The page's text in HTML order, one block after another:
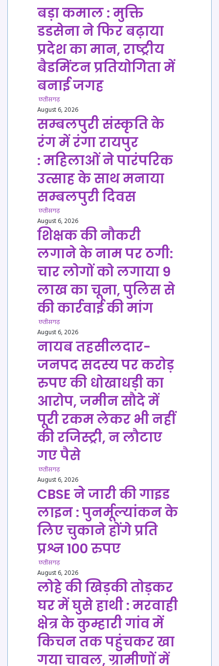
बड़ा कमाल : मुक्ति
डडसेना ने फिर बढ़ाया
प्रदेश का मान, राष्ट्रीय
बैडमिंटन प्रतियोगिता में
बनाई जगह
छतीसगढ़
August 6, 2026
सम्बलपुरी संस्कृति के
रंग में रंगा रायपुर
: महिलाओं ने पारंपरिक
उत्साह के साथ मनाया
सम्बलपुरी दिवस
छतीसगढ़
August 6, 2026
शिक्षक की नौकरी
लगाने के नाम पर ठगी:
चार लोगों को लगाया 9
लाख का चूना, पुलिस से
की कार्रवाई की मांग
छतीसगढ़
August 6, 2026
नायब तहसीलदार-
जनपद सदस्य पर करोड़
रुपए की धोखाधड़ी का
आरोप, जमीन सौदे में
पूरी रकम लेकर भी नहीं
की रजिस्ट्री, न लौटाए
गए पैसे
छतीसगढ़
August 6, 2026
CBSE ने जारी की गाइड
लाइन : पुनर्मूल्यांकन के
लिए चुकाने होंगे प्रति
प्रश्न 100 रुपए
छतीसगढ़
August 6, 2026
लोहे की खिड़की तोड़कर
घर में घुसे हाथी : मरवाही
क्षेत्र के कुम्हारी गांव में
किचन तक पहुंचकर खा
गया चावल, ग्रामीणों में